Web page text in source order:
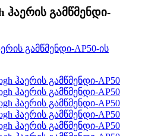
ჰაერის გამწმენდი-